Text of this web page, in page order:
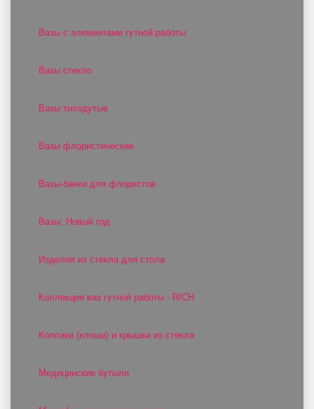
Вазы с элементами гутной работы
Вазы стекло
Вазы тиходутые
Вазы флористические
Вазы-банки для флористов
Вазы: Новый год
Изделия из стекла для стола
Коллекция ваз гутной работы - RICH
Колпаки (клоши) и крышки из стекла
Медицинские бутыли